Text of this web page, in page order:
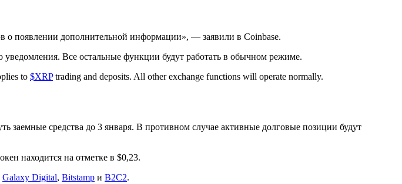
о появлении дополнительной информации», — заявили в Coinbase.
Все остальные функции будут работать в обычном режиме.
to $XRPtrading and deposits. All other exchange functions will operate normally.
заемные средства до 3 января. В противном случае активные долговые позиции будут
находится на отметке в $0,23.
Galaxy Digital, Bitstamp и B2C2.